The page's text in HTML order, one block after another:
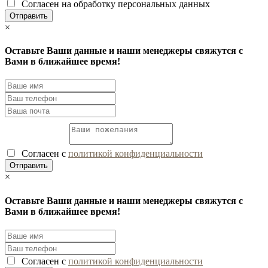
Согласен на обработку персональных данных
×
Оставьте Ваши данные и наши менеджеры свяжутся с
Вами в ближайшее время!
Согласен с политикой конфиденциальности
×
Оставьте Ваши данные и наши менеджеры свяжутся с
Вами в ближайшее время!
Согласен с политикой конфиденциальности